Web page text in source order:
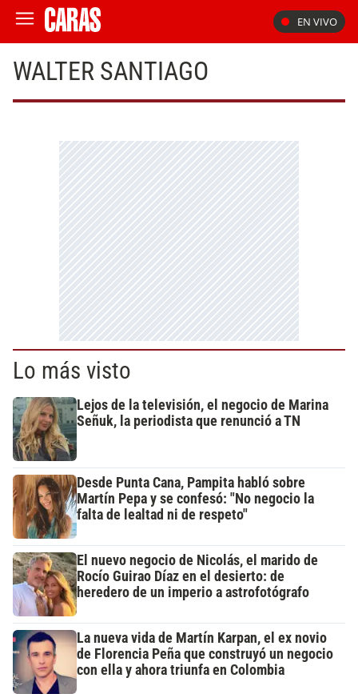
EN VIVO
WALTER SANTIAGO
Lo más visto
Lejos de la televisión, el negocio de Marina
Señuk, la periodista que renunció a TN
Desde Punta Cana, Pampita habló sobre
Martín Pepa y se confesó: "No negocio la
falta de lealtad ni de respeto"
El nuevo negocio de Nicolás, el marido de
Rocío Guirao Díaz en el desierto: de
heredero de un imperio a astrofotógrafo
La nueva vida de Martín Karpan, el ex novio
de Florencia Peña que construyó un negocio
con ella y ahora triunfa en Colombia